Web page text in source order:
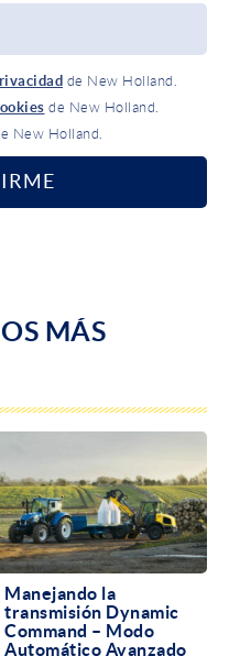
de New Holland.
de New Holland.
New Holland.
MÁS
Manejando la
transmisión Dynamic
Command – Modo
Automático Avanzado